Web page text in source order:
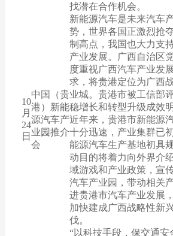
找潜在合作机会。
10
月
24
日
中国（贵
港）新能
源汽车产
业园推介
会
新能源汽车是未来汽车
势，世界各国正激烈抢
制高点，我国也大力支
产业发展。广西自治区
度重视广西汽车产业发
求，将贵港定位为广西
业城。贵港市被工信部
稳增长和转型升级成效明
近年来，贵港市新能源
十分迅速，产业集群已
能源汽车生产基地初具
动目的将着力向外界介
域游戏和产业政策，宣
汽车产业园，带动相关
进贵港市汽车产业发展
加快建成广西战略性新
伐。
“以科技手段，保交通安